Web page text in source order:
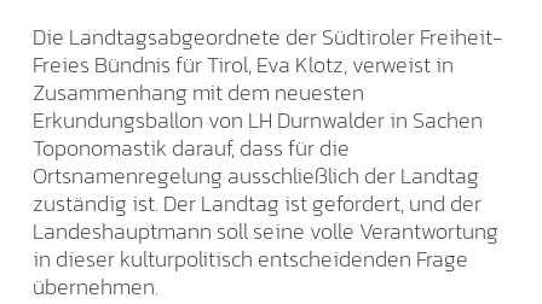
Die Landtagsabgeordnete der Südtiroler Freiheit-
Freies Bündnis für Tirol, Eva Klotz, verweist in
Zusammenhang mit dem neuesten
Erkundungsballon von LH Durnwalder in Sachen
Toponomastik darauf, dass für die
Ortsnamenregelung ausschließlich der Landtag
zuständig ist. Der Landtag ist gefordert, und der
Landeshauptmann soll seine volle Verantwortung
in dieser kulturpolitisch entscheidenden Frage
übernehmen.